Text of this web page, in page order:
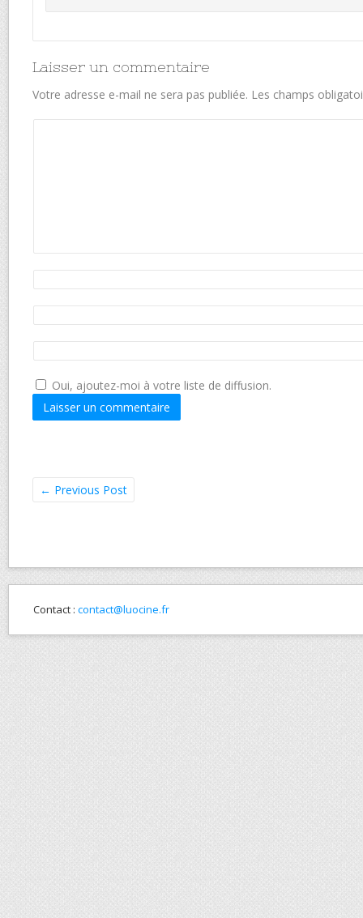
Laisser un commentaire
Votre adresse e-mail ne sera pas publiée. Les champs
Oui, ajoutez-moi à votre liste de diffusion.
← Previous Post
Contact : contact@luocine.fr